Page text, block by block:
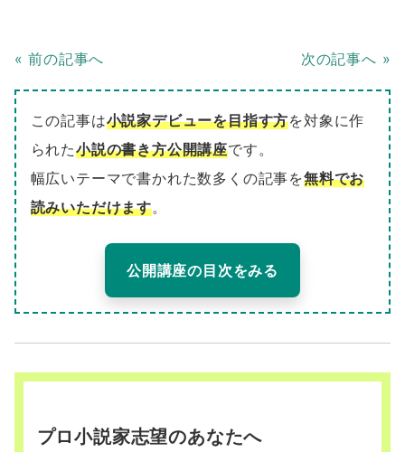
«前の記事へ 次の記事へ »
この記事は小説家デビューを目指す方を対象に作
られた小説の書き方公開講座です。
幅広いテーマで書かれた数多くの記事を無料でお
読みいただけます。
公開講座の目次をみる
プロ小説家志望のあなたへ